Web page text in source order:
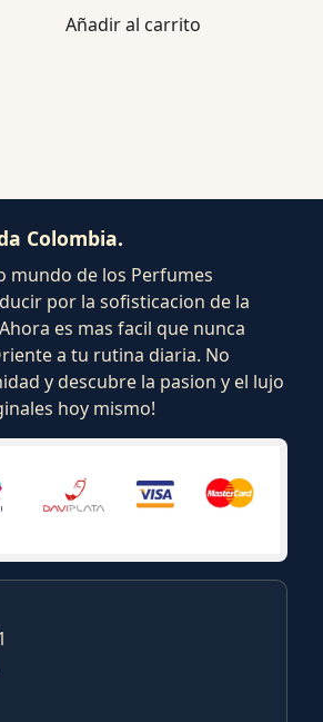
Añadir al carrito
Colombia.
mundo de los Perfumes
por la sofisticacion de la
es mas facil que nunca
a tu rutina diaria. No
y descubre la pasion y el lujo
hoy mismo!